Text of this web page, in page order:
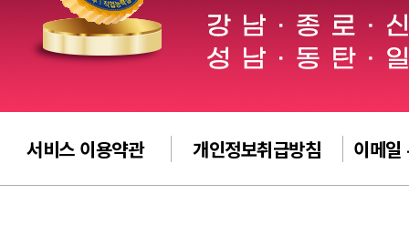
서비스 이용약관 개인정보취급방침 이메일